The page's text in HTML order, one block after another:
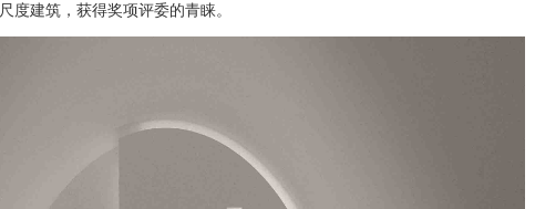
度建筑，获得奖项评委的青睐。